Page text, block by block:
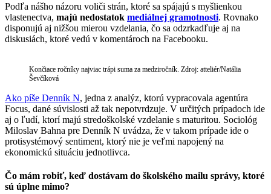
Podľa nášho názoru voliči strán, ktoré sa spájajú s myšlienkou
vlastenectva, majú nedostatok mediálnej gramotnosti. Rovnako
disponujú aj nižšou mierou vzdelania, čo sa odzrkadľuje aj na
diskusiách, ktoré vedú v komentároch na Facebooku.
Končiace ročníky najviac trápi suma za medziročník. Zdroj: atteliér/Natália
Ševčíková
Ako píše Denník N, jedna z analýz, ktorú vypracovala agentúra
Focus, dané súvislosti až tak nepotvrdzuje. V určitých prípadoch ide
aj o ľudí, ktorí majú stredoškolské vzdelanie s maturitou. Sociológ
Miloslav Bahna pre Denník N uvádza, že v takom prípade ide o
protisystémový sentiment, ktorý nie je veľmi napojený na
ekonomickú situáciu jednotlivca.
Čo mám robiť, keď dostávam do školského mailu správy, ktoré
sú úplne mimo?